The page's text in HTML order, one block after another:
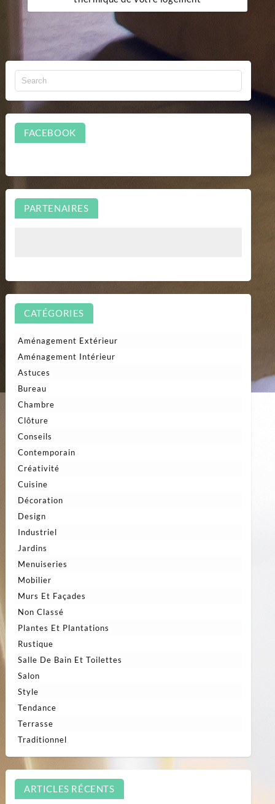
FACEBOOK
PARTENAIRES
CATÉGORIES
Aménagement Extérieur
Aménagement Intérieur
Astuces
Bureau
Chambre
Clôture
Conseils
Contemporain
Créativité
Cuisine
Décoration
Design
Industriel
Jardins
Menuiseries
Mobilier
Murs Et Façades
Non Classé
Plantes Et Plantations
Rustique
Salle De Bain Et Toilettes
Salon
Style
Tendance
Terrasse
Traditionnel
ARTICLES RÉCENTS